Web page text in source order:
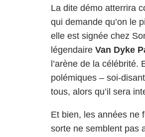
La dite démo atterrira
qui demande qu’on le
elle est signée chez
légendaire Van Dyke
l’arène de la
polémiques – soi-
tous, alors qu’il sera
Et bien, les années ne
sorte ne semblent pas